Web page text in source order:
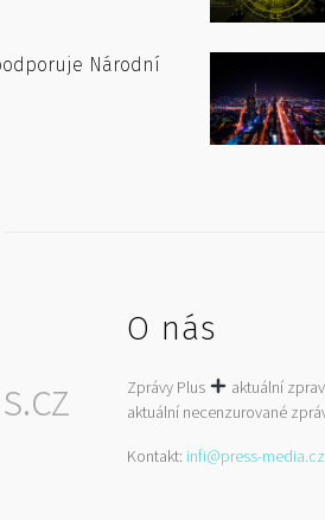
Národní
O nás
Zprávy Plus aktuální
aktuální necenzurované
Kontakt: infi@press-media.cz